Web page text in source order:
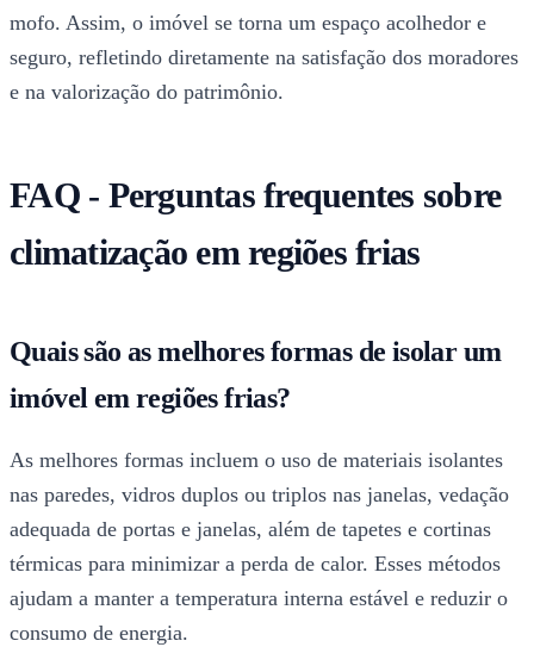
mofo. Assim, o imóvel se torna um espaço acolhedor e
seguro, refletindo diretamente na satisfação dos moradores
e na valorização do patrimônio.
FAQ - Perguntas frequentes sobre
climatização em regiões frias
Quais são as melhores formas de isolar um
imóvel em regiões frias?
As melhores formas incluem o uso de materiais isolantes
nas paredes, vidros duplos ou triplos nas janelas, vedação
adequada de portas e janelas, além de tapetes e cortinas
térmicas para minimizar a perda de calor. Esses métodos
ajudam a manter a temperatura interna estável e reduzir o
consumo de energia.